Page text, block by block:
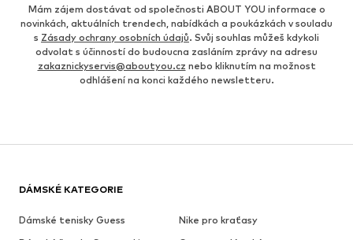
Mám zájem dostávat od společnosti ABOUT YOU informace o
novinkách, aktuálních trendech, nabídkách a poukázkách v souladu
s Zásady ochrany osobních údajů. Svůj souhlas můžeš kdykoli
odvolat s účinností do budoucna zasláním zprávy na adresu
zakaznickyservis@aboutyou.cz nebo kliknutím na možnost
odhlášení na konci každého newsletteru.
DÁMSKÉ KATEGORIE
Dámské tenisky Guess
Nike pro kraťasy